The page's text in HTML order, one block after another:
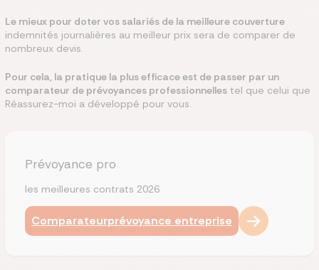
Le mieux pour doter vos salariés de la meilleure couverture
indemnités journalières au meilleur prix sera de comparer de
nombreux devis.
Pour cela, la pratique la plus efficace est de passer par un
comparateur de prévoyances professionnelles tel que celui que
Réassurez-moi a développé pour vous.
Prévoyance pro
les meilleures contrats 2026
Comparateurprévoyance entreprise